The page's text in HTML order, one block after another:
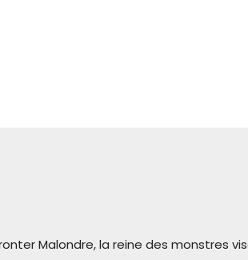
Malondre, la reine des monstres